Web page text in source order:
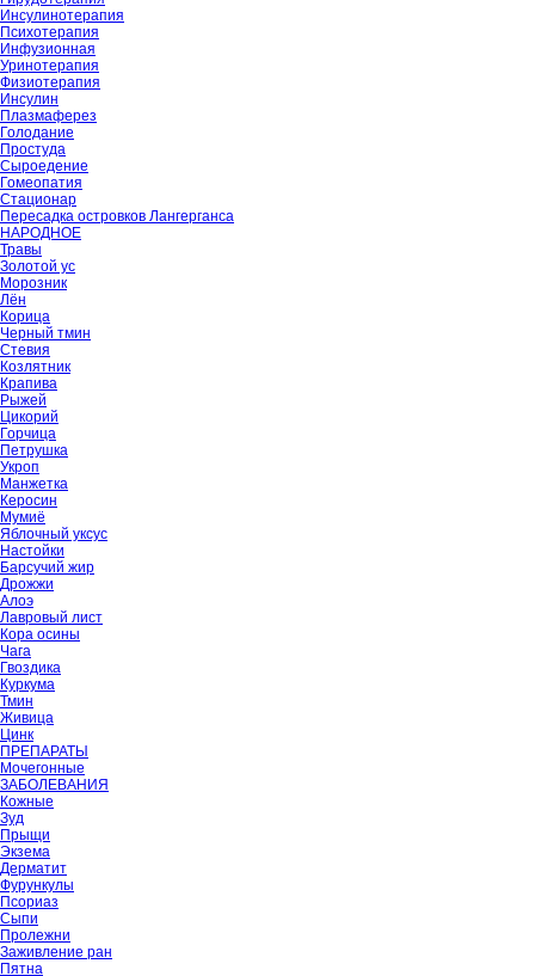
Инсулинотерапия
Психотерапия
Инфузионная
Уринотерапия
Физиотерапия
Инсулин
Плазмаферез
Голодание
Простуда
Сыроедение
Гомеопатия
Стационар
Пересадка островков Лангерганса
НАРОДНОЕ
Травы
Золотой ус
Морозник
Лён
Корица
Черный тмин
Стевия
Козлятник
Крапива
Рыжей
Цикорий
Горчица
Петрушка
Укроп
Манжетка
Керосин
Мумиё
Яблочный уксус
Настойки
Барсучий жир
Дрожжи
Алоэ
Лавровый лист
Кора осины
Чага
Гвоздика
Куркума
Тмин
Живица
Цинк
ПРЕПАРАТЫ
Мочегонные
ЗАБОЛЕВАНИЯ
Кожные
Зуд
Прыщи
Экзема
Дерматит
Фурункулы
Псориаз
Сыпи
Пролежни
Заживление ран
Пятна